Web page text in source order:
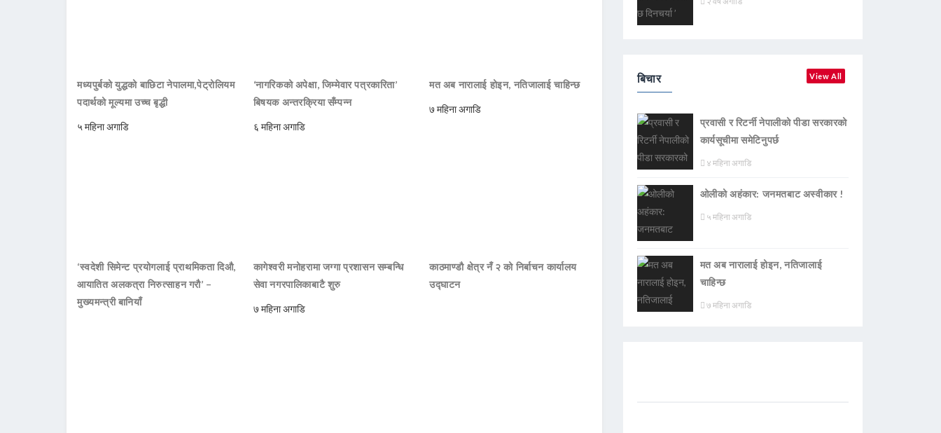
मध्यपुर्बको युद्धको बाछिटा नेपालमा,पेट्रोलियम
पदार्थको मूल्यमा उच्च बृद्धी
५ महिना अगाडि
‘नागरिकको अपेक्षा, जिम्मेवार पत्रकारिता’
बिषयक अन्तरक्रिया सँम्पन्न
६ महिना अगाडि
मत अब नारालाई होइन, नतिजालाई चाहिन्छ
७ महिना अगाडि
‘स्वदेशी सिमेन्ट प्रयोगलाई प्राथमिकता दिऔ,
आयातित अलकत्रा निरुत्साहन गरौ’ –
मुख्यमन्त्री बानियाँ
कागेश्वरी मनोहरामा जग्गा प्रशासन सम्बन्धि
सेवा नगरपालिकाबाटै शुरु
७ महिना अगाडि
काठमाण्डौ क्षेत्र नँ २ को निर्बाचन कार्यालय
उद्घाटन
बिचार View All
प्रवासी र रिटर्नी नेपालीको पीडा सरकारको
कार्यसूचीमा समेटिनुपर्छ
४ महिना अगाडि
ओलीको अहंकार: जनमतबाट अस्वीकार !
५ महिना अगाडि
मत अब नारालाई होइन, नतिजालाई
चाहिन्छ
७ महिना अगाडि